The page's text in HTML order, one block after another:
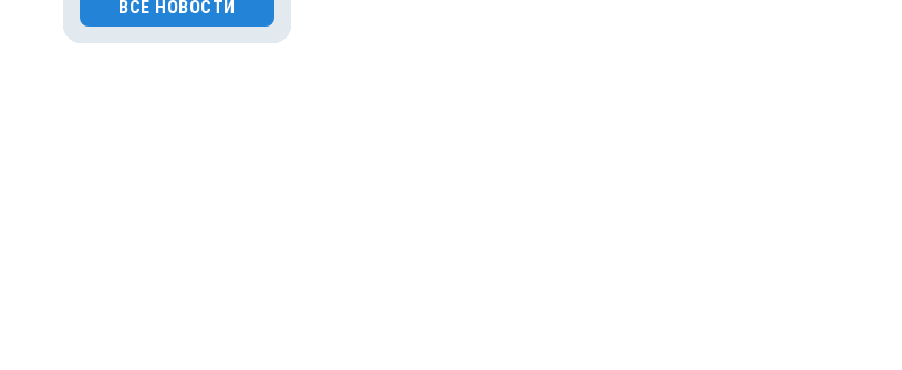
04.08.2026 13:32
Происшествия
Жуткая трагедия в Крыму.
ВСЕ НОВОСТИ